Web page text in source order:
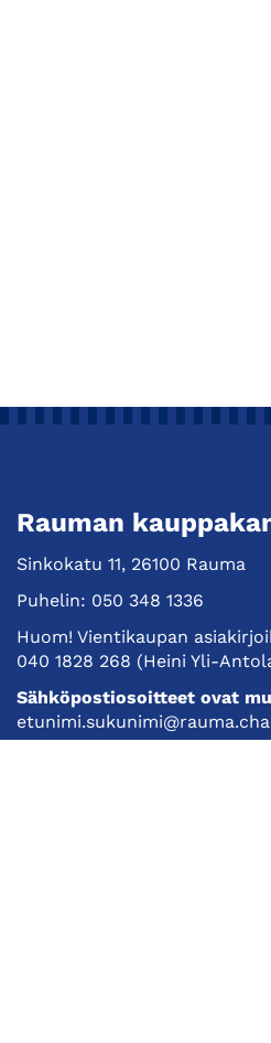
Rauman
Sinkokatu 11, 26100 Rauma
Puhelin: 050 348 1336
Huom! Vientikaupan
040 1828 268 (Heini Yli-
Sähköpostiosoitteet ovat